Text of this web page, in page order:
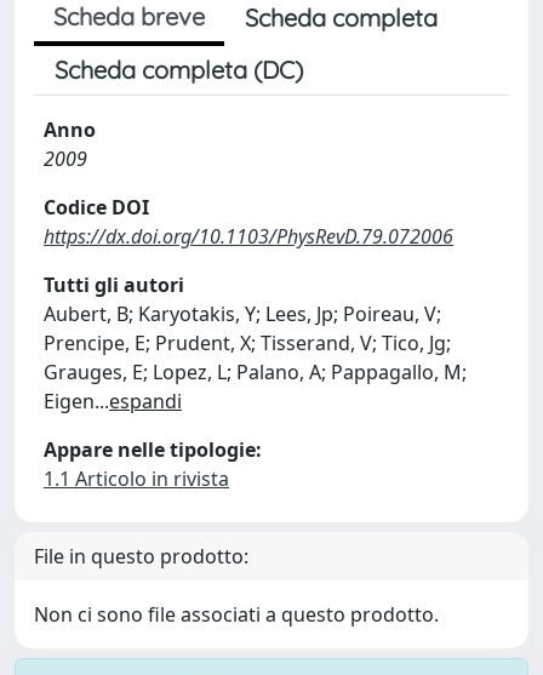
Scheda breve
Scheda completa
Scheda completa (DC)
Anno
2009
Codice DOI
https://dx.doi.org/10.1103/PhysRevD.79.072006
Tutti gli autori
Aubert, B; Karyotakis, Y; Lees, Jp; Poireau, V;
Prencipe, E; Prudent, X; Tisserand, V; Tico, Jg;
Grauges, E; Lopez, L; Palano, A; Pappagallo, M;
Eigen...espandi
Appare nelle tipologie:
1.1 Articolo in rivista
File in questo prodotto:
Non ci sono file associati a questo prodotto.